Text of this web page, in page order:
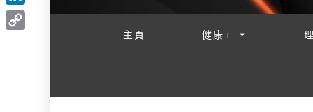
主頁 健康+
s
C
h
e
s
L
i